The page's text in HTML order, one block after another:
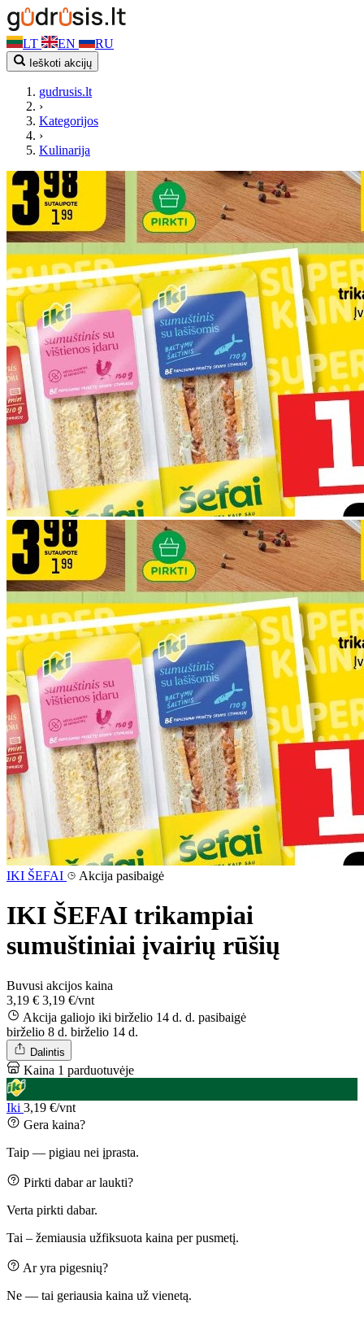
LT EN RU
Ieškoti akcijų
gudrusis.lt
›
Kategorijos
›
Kulinarija
IKI ŠEFAI Akcija pasibaigė
IKI ŠEFAI trikampiai
sumuštiniai įvairių rūšių
Buvusi akcijos kaina
3,19 € 3,19 €/vnt
Akcija galiojo iki birželio 14 d. d. pasibaigė
birželio 8 d. birželio 14 d.
Dalintis
Kaina 1 parduotuvėje
Iki 3,19 €/vnt
Gera kaina?
Taip — pigiau nei įprasta.
Pirkti dabar ar laukti?
Verta pirkti dabar.
Tai – žemiausia užfiksuota kaina per pusmetį.
Ar yra pigesnių?
Ne — tai geriausia kaina už vienetą.